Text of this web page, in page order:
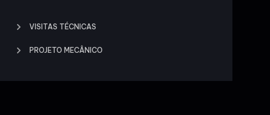
VISITAS TÉCNICAS
PROJETO MECÂNICO